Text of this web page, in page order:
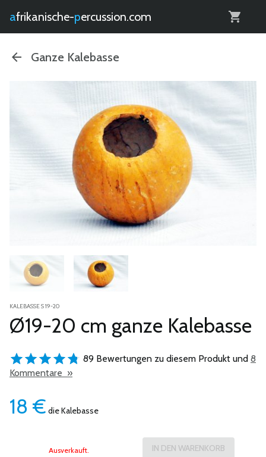
afrikanische- percussion.com
Ganze Kalebasse
KALEBASSE S 19-20
Ø19-20 cm ganze Kalebasse
89 Bewertungen zu diesem Produkt und 8
Kommentare »
18 € die Kalebasse
Ausverkauft.